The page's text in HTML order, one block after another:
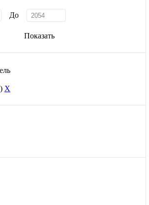
До
Показать
X